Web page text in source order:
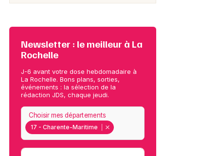
Newsletter : le meilleur à La
Rochelle
J-6 avant votre dose hebdomadaire à
La Rochelle. Bons plans, sorties,
événements : la sélection de la
rédaction JDS, chaque jeudi.
17 - Charente-Maritime
Choisir mes départements